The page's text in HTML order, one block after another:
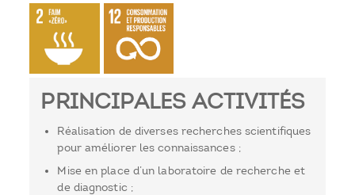
PRINCIPALES ACTIVITÉS
Réalisation de diverses recherches scientifiques
pour améliorer les connaissances ;
Mise en place d’un laboratoire de recherche et
de diagnostic ;